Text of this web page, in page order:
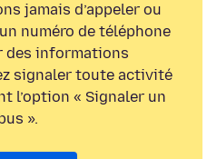
jamais d’appeler ou
numéro de téléphone
des informations
signaler toute activité
l’option « Signaler un
».